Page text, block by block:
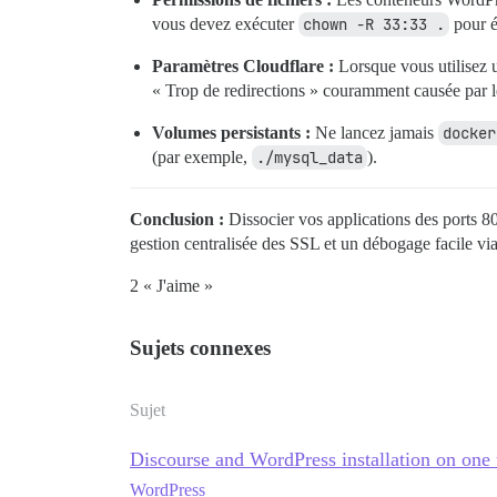
vous devez exécuter chown -R 33:33 . pour
Paramètres Cloudflare : Lorsque vous utilisez
« Trop de redirections » couramment causée par
Volumes persistants : Ne lancez jamais
(par exemple, ./mysql_data ).
Conclusion : Dissocier vos applications des ports
gestion centralisée des SSL et un débogage facile
2 « J'aime »
Sujets connexes
Sujet
Discourse and WordPress installation on one
WordPress